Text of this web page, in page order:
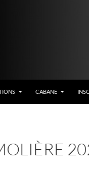
CABANE